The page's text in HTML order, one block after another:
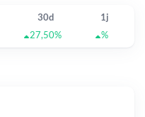
30d
1j
27,50% %